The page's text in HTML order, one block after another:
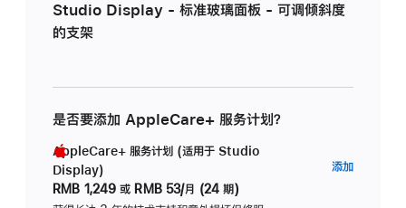
Studio Display - 标准玻璃面板 - 可调倾斜度
的支架
是否要添加 AppleCare+ 服务计划？
AppleCare+ 服务计划 (适用于 Studio
Display)
RMB 1,249 或 RMB 53/月 (24 期)
添加